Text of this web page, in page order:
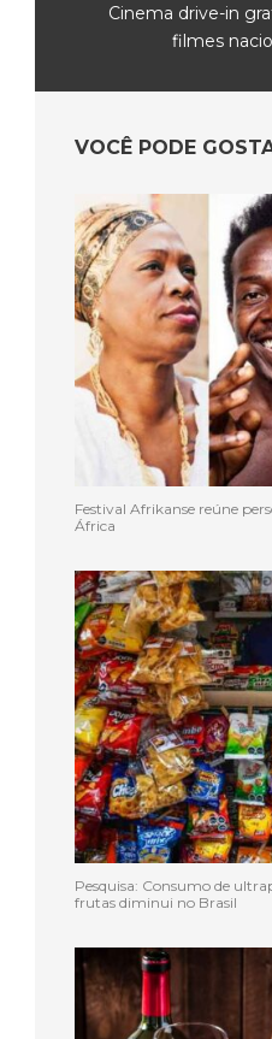
Cinema drive-in
filmes
VOCÊ PODE
Festival Afrikanse reúne
África
Pesquisa: Consumo de
frutas diminui no Brasil